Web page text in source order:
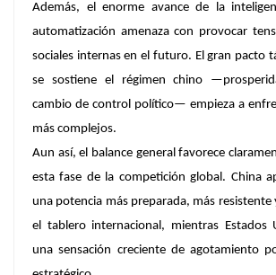
Además, el enorme avance de la
automatización amenaza con provocar
sociales internas en el futuro. El gran pacto
se sostiene el régimen chino
cambio de control político— empieza a
más complejos.
Aun así, el balance general favorece
esta fase de la competición global. China
una potencia más preparada, más resistente
el tablero internacional, mientras Estados
una sensación creciente de agotamiento